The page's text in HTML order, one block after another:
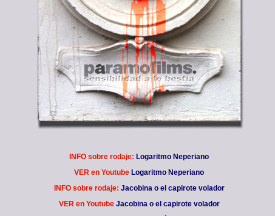
INFO sobre rodaje: Logaritmo Neperiano
VER en Youtube Logaritmo Neperiano
INFO sobre rodaje: Jacobina o el capirote volador
VER en Youtube Jacobina o el capirote volador